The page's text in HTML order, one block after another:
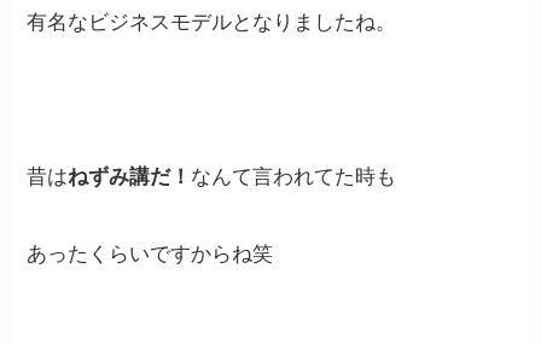
有名なビジネスモデルとなりましたね。
昔はねずみ講だ！ なんて言われてた時も
あったくらいですからね笑